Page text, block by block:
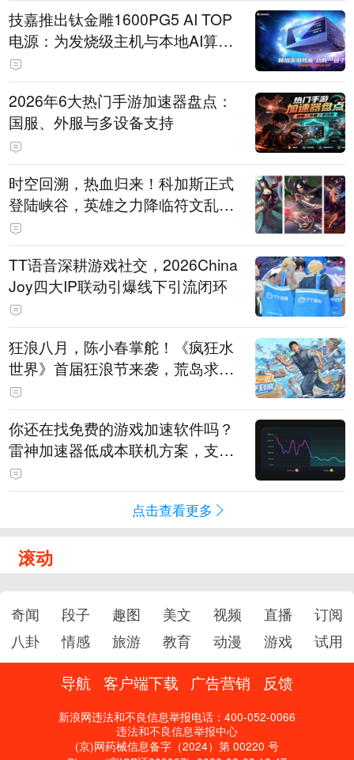
技嘉推出钛金雕1600PG5 AI TOP
电源：为发烧级主机与本地AI算力
打造旗舰供电方案
2026年6大热门手游加速器盘点：
国服、外服与多设备支持
时空回溯，热血归来！科加斯正式
登陆峡谷，英雄之力降临符文乱
斗！
TT语音深耕游戏社交，2026China
Joy四大IP联动引爆线下引流闭环
狂浪八月，陈小春掌舵！《疯狂水
世界》首届狂浪节来袭，荒岛求生
直播即将开启
你还在找免费的游戏加速软件吗？
雷神加速器低成本联机方案，支持
免费试用
点击查看更多
滚动
奇闻 段子 趣图 美文 视频 直播
订阅
八卦
情感 旅游 教育 动漫 游戏 试用
导航 客户端下载 广告营销 反馈
新浪网违法和不良信息举报电话：400-052-0066
违法和不良信息举报中心
(京)网药械信息备字（2024）第 00220 号